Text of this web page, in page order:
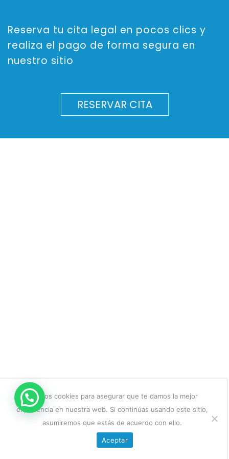
Reserva tu cita legal en pocos clics y
realiza el pago de forma segura en
nuestro sitio
RESERVAR CITA
Usamos cookies para asegurar que te damos la mejor
experiencia en nuestra web. Si continúas usando este sitio,
asumiremos que estás de acuerdo con ello.
Aceptar